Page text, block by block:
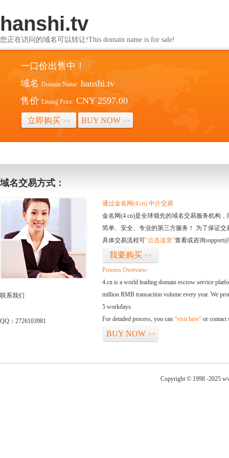
hanshi.tv
您正在访问的域名可以转让!This domain name is for sale!
一口价出售中！
域名 Domain Name: hanshi.tv
售价 Listing Price: CNY 2597.00
立即购买 >> BUY NOW >>
域名交易方式：
联系我们
QQ：2726103981
通过金名网(4.cn) 中介交易
金名网(4.cn)是全球领先的域名交易服务机构
简单、安全、专业的第三方服务！ 为了保证
具体交易流程可“点击这里”查看或咨询
我要购买 >>
Process Overview:
4.cn is a world leading domain escrow service
million RMB transaction volume every year. We
5 workdays.
For detailed process, you can “visit here” or contact
BUY NOW >>
Copyright © 1998 -2025